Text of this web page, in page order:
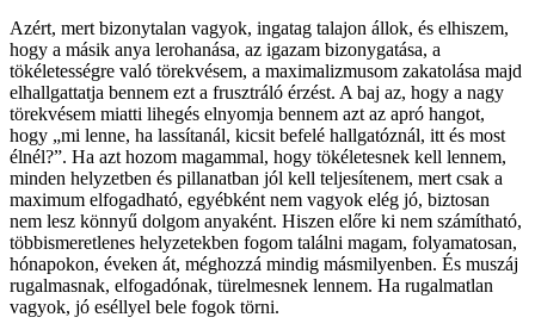
Azért, mert bizonytalan vagyok, ingatag talajon állok, és elhiszem,
hogy a másik anya lerohanása, az igazam bizonygatása, a
tökéletességre való törekvésem, a maximalizmusom zakatolása majd
elhallgattatja bennem ezt a frusztráló érzést. A baj az, hogy a nagy
törekvésem miatti lihegés elnyomja bennem azt az apró hangot,
hogy „mi lenne, ha lassítanál, kicsit befelé hallgatóznál, itt és most
élnél?”. Ha azt hozom magammal, hogy tökéletesnek kell lennem,
minden helyzetben és pillanatban jól kell teljesítenem, mert csak a
maximum elfogadható, egyébként nem vagyok elég jó, biztosan
nem lesz könnyű dolgom anyaként. Hiszen előre ki nem számítható,
többismeretlenes helyzetekben fogom találni magam, folyamatosan,
hónapokon, éveken át, méghozzá mindig másmilyenben. És muszáj
rugalmasnak, elfogadónak, türelmesnek lennem. Ha rugalmatlan
vagyok, jó eséllyel bele fogok törni.